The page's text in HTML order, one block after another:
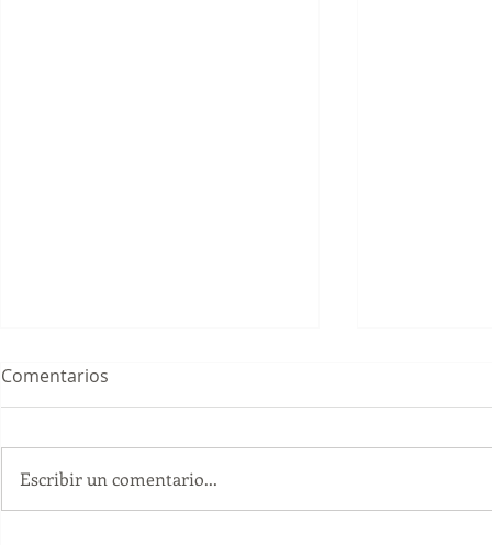
Comentarios
Escribir un comentario...